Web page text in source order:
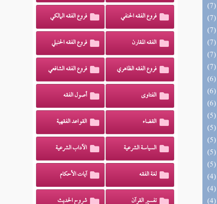
فروع الفقه الحنفي فروع الفقه المالكي
الفقه المقارن فروع الفقه الحنبلي
فروع الفقه الظاهري فروع الفقه الشافعي
الفتاوى أصول الفقه
القضاء القواعد الفقهية
السياسة الشرعية الآداب الشرعية
لغة الفقه آيات الأحكام
تفسير القرآن شروح الحديث